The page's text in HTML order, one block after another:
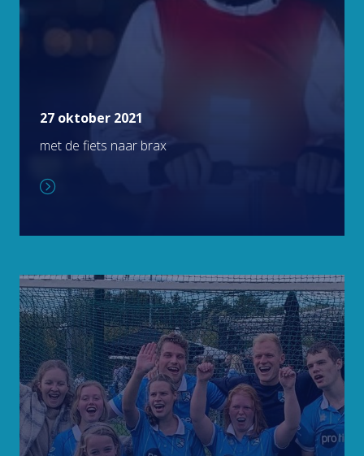
27 oktober 2021
met de fiets naar brax